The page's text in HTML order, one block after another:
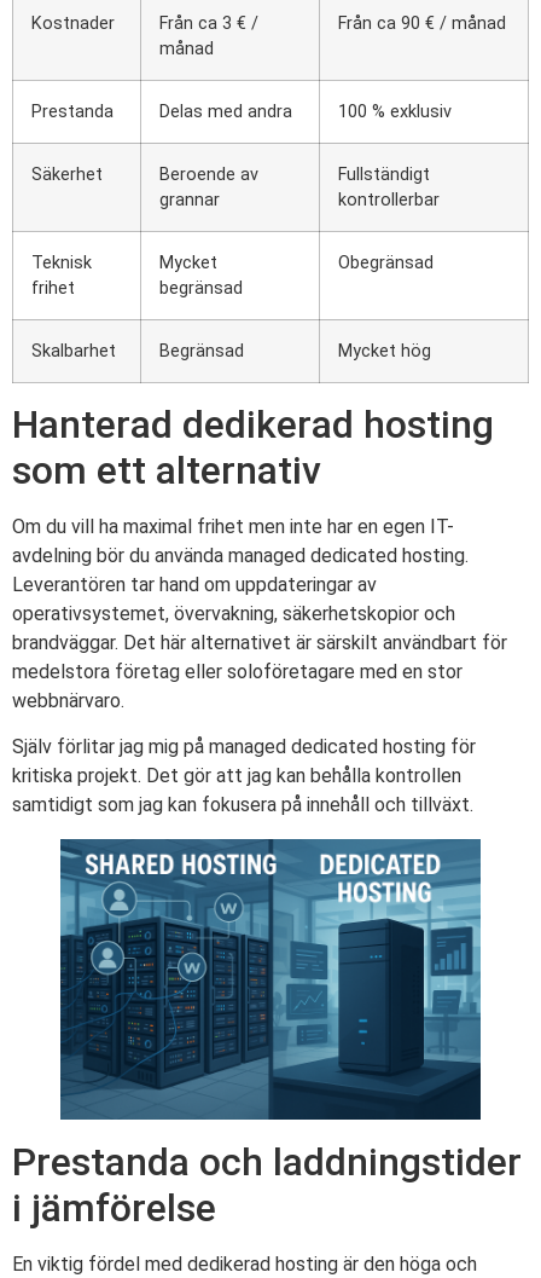
Kostnader
Från ca 3 € /
månad
Från ca 90 € / månad
Prestanda Delas med andra 100 % exklusiv
Säkerhet
Beroende av
grannar
Fullständigt
kontrollerbar
Teknisk
frihet
Mycket
begränsad
Obegränsad
Skalbarhet Begränsad Mycket hög
Hanterad dedikerad hosting
som ett alternativ
Om du vill ha maximal frihet men inte har en egen IT-
avdelning bör du använda managed dedicated hosting.
Leverantören tar hand om uppdateringar av
operativsystemet, övervakning, säkerhetskopior och
brandväggar. Det här alternativet är särskilt användbart för
medelstora företag eller soloföretagare med en stor
webbnärvaro.
Själv förlitar jag mig på managed dedicated hosting för
kritiska projekt. Det gör att jag kan behålla kontrollen
samtidigt som jag kan fokusera på innehåll och tillväxt.
Prestanda och laddningstider
i jämförelse
En viktig fördel med dedikerad hosting är den höga och